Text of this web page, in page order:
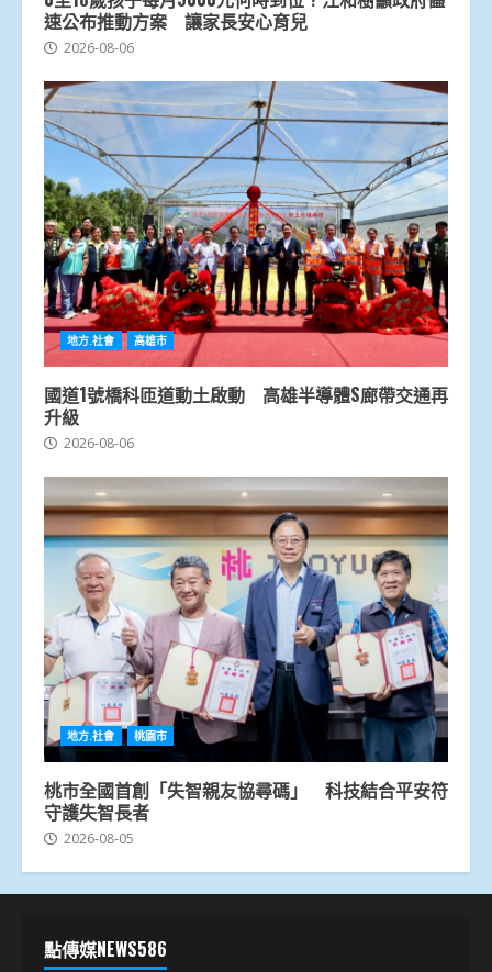
速公布推動方案 讓家長安心育兒
2026-08-06
地方.社會 高雄市
國道1號橋科匝道動土啟動 高雄半導體S廊帶交通再
升級
2026-08-06
地方.社會 桃園市
桃市全國首創「失智親友協尋碼」 科技結合平安符
守護失智長者
2026-08-05
點傳媒NEWS586